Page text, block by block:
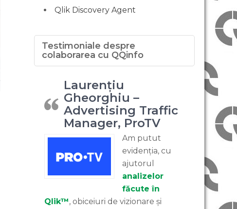
Qlik Discovery Agent
Testimoniale despre
colaborarea cu QQinfo
Laurențiu
Gheorghiu –
Advertising Traffic
Manager, ProTV
Am putut
evidenția, cu
ajutorul
analizelor
făcute în
Qlik™, obiceiuri de vizionare și